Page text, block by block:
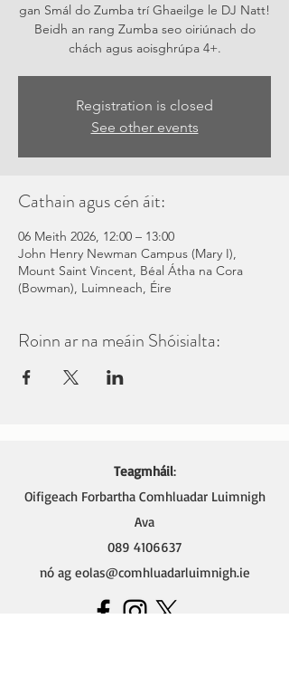
gan Smál do Zumba trí Ghaeilge le DJ Natt!
Beidh an rang Zumba seo oiriúnach do
chách agus aoisghrúpa 4+.
Registration is closed
See other events
Cathain agus cén áit:
06 Meith 2026, 12:00 – 13:00
John Henry Newman Campus (Mary I),
Mount Saint Vincent, Béal Átha na Cora
(Bowman), Luimneach, Éire
Roinn ar na meáin Shóisialta:
Teagmháil:
Oifigeach Forbartha Comhluadar Luimnigh
Ava
089 4106637
nó ag eolas@comhluadarluimnigh.ie